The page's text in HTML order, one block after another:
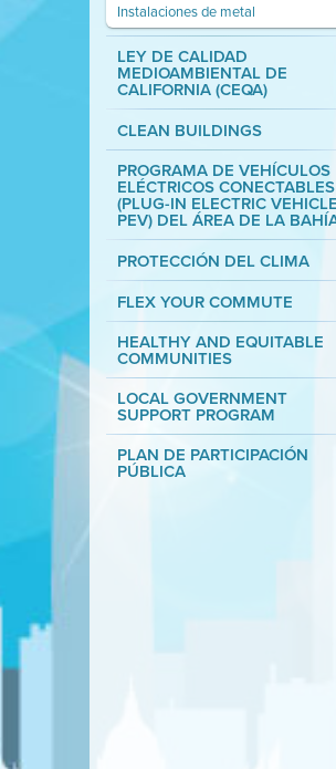
Instalaciones de metal
LEY DE CALIDAD
MEDIOAMBIENTAL DE
CALIFORNIA (CEQA)
CLEAN BUILDINGS
PROGRAMA DE VEHÍCULOS
ELÉCTRICOS CONECTABLES
(PLUG-IN ELECTRIC
PEV) DEL ÁREA DE LA
PROTECCIÓN DEL CLIMA
FLEX YOUR COMMUTE
HEALTHY AND EQUITABLE
COMMUNITIES
LOCAL GOVERNMENT
SUPPORT PROGRAM
PLAN DE PARTICIPACIÓN
PÚBLICA